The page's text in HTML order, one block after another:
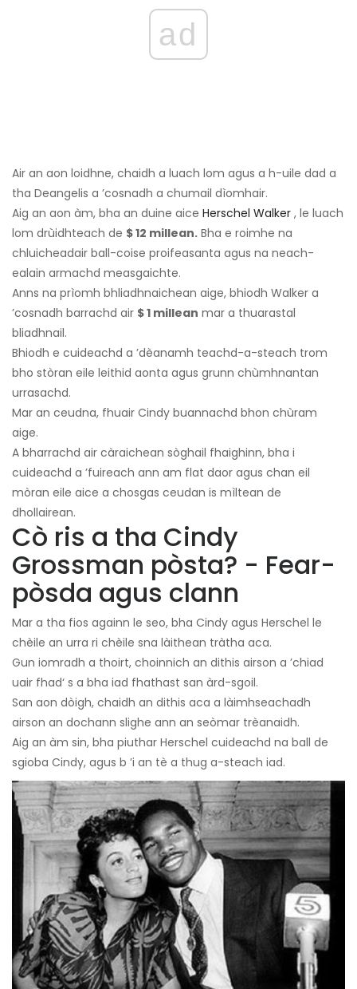
ad
Air an aon loidhne, chaidh a luach lom agus a h-uile dad a
tha Deangelis a ’cosnadh a chumail dìomhair.
Aig an aon àm, bha an duine aice Herschel Walker , le luach
lom drùidhteach de $ 12 millean. Bha e roimhe na
chluicheadair ball-coise proifeasanta agus na neach-
ealain armachd measgaichte.
Anns na prìomh bhliadhnaichean aige, bhiodh Walker a
’cosnadh barrachd air $ 1 millean mar a thuarastal
bliadhnail.
Bhiodh e cuideachd a ’dèanamh teachd-a-steach trom
bho stòran eile leithid aonta agus grunn chùmhnantan
urrasachd.
Mar an ceudna, fhuair Cindy buannachd bhon chùram
aige.
A bharrachd air càraichean sòghail fhaighinn, bha i
cuideachd a ’fuireach ann am flat daor agus chan eil
mòran eile aice a chosgas ceudan is mìltean de
dhollairean.
Cò ris a tha Cindy
Grossman pòsta? - Fear-
pòsda agus clann
Mar a tha fios againn le seo, bha Cindy agus Herschel le
chèile an urra ri chèile sna làithean tràtha aca.
Gun iomradh a thoirt, choinnich an dithis airson a ’chiad
uair fhad‘ s a bha iad fhathast san àrd-sgoil.
San aon dòigh, chaidh an dithis aca a làimhseachadh
airson an dochann slighe ann an seòmar trèanaidh.
Aig an àm sin, bha piuthar Herschel cuideachd na ball de
sgioba Cindy, agus b ’i an tè a thug a-steach iad.